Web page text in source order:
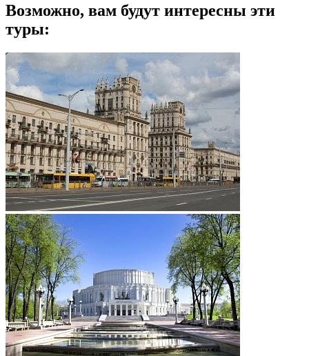
Возможно, вам будут интересны эти
туры: